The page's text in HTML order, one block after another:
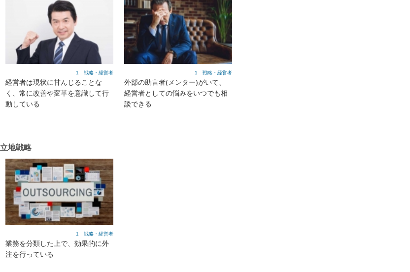
1 戦略・経営者
経営者は現状に甘んじることな
く、常に改善や変革を意識して行
動している
1 戦略・経営者
外部の助言者(メンター)がいて、
経営者としての悩みをいつでも相
談できる
立地戦略
1 戦略・経営者
業務を分類した上で、効果的に外
注を行っている